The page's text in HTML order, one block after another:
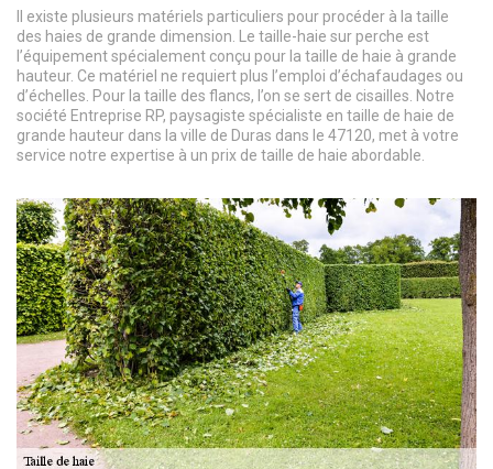
Il existe plusieurs matériels particuliers pour procéder à la taille
des haies de grande dimension. Le taille-haie sur perche est
l’équipement spécialement conçu pour la taille de haie à grande
hauteur. Ce matériel ne requiert plus l’emploi d’échafaudages ou
d’échelles. Pour la taille des flancs, l’on se sert de cisailles. Notre
société Entreprise RP, paysagiste spécialiste en taille de haie de
grande hauteur dans la ville de Duras dans le 47120, met à votre
service notre expertise à un prix de taille de haie abordable.